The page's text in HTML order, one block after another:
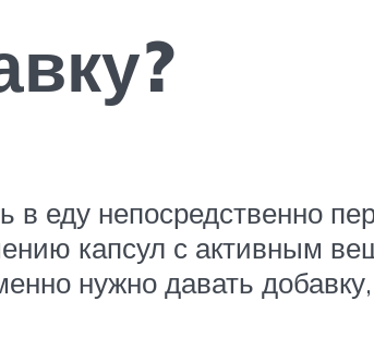
еду непосредственно
капсул с активным
нужно давать